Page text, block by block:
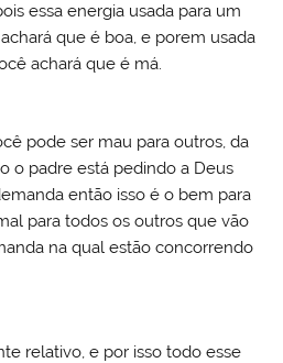
essa energia usada para um
que é boa, e porem usada
achará que é má.
pode ser mau para outros, da
o padre está pedindo a Deus
então isso é o bem para
para todos os outros que vão
na qual estão concorrendo
relativo, e por isso todo esse